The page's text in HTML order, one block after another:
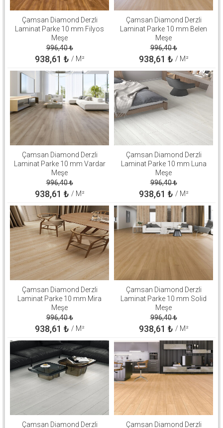
Çamsan Diamond Derzli
Laminat Parke 10 mm Filyos
Meşe
996,40₺
938,61 ₺ / M²
Çamsan Diamond Derzli
Laminat Parke 10 mm Belen
Meşe
996,40₺
938,61 ₺ / M²
Çamsan Diamond Derzli
Laminat Parke 10 mm Vardar
Meşe
996,40₺
938,61 ₺ / M²
Çamsan Diamond Derzli
Laminat Parke 10 mm Luna
Meşe
996,40₺
938,61 ₺ / M²
Çamsan Diamond Derzli
Laminat Parke 10 mm Mira
Meşe
996,40₺
938,61 ₺ / M²
Çamsan Diamond Derzli
Laminat Parke 10 mm Solid
Meşe
996,40₺
938,61 ₺ / M²
Çamsan Diamond Derzli Çamsan Diamond Derzli